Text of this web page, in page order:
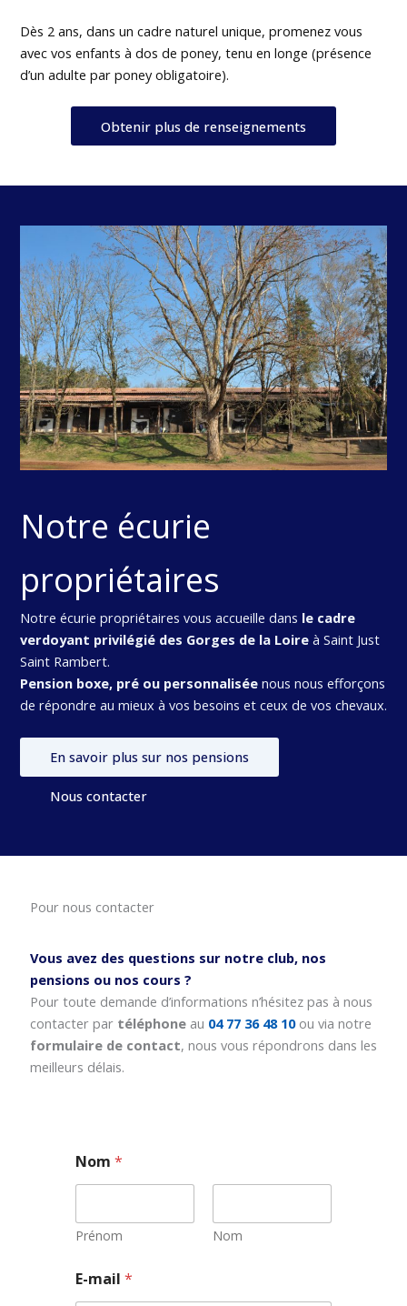
Dès 2 ans, dans un cadre naturel unique, promenez vous
avec vos enfants à dos de poney, tenu en longe (présence
d’un adulte par poney obligatoire).
Obtenir plus de renseignements
Notre écurie
propriétaires
Notre écurie propriétaires vous accueille dans le cadre
verdoyant privilégié des Gorges de la Loireà Saint Just
Saint Rambert.
Pension boxe, pré ou personnaliséenous nous efforçons
de répondre au mieux à vos besoins et ceux de vos chevaux.
En savoir plus sur nos pensions
Nous contacter
Pour nous contacter
Vous avez des questions sur notre club, nos
pensions ou nos cours ?
Pour toute demande d’informations n’hésitez pas à nous
contacter par téléphoneau 04 77 36 48 10 ou via notre
formulaire de contact, nous vous répondrons dans les
meilleurs délais.
Nom*
Prénom Nom
E-mail*